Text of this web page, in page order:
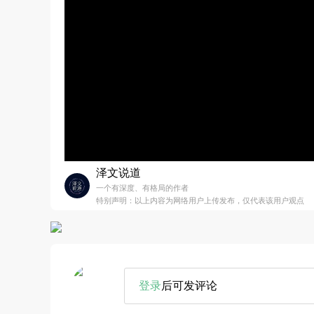
泽文说道
一个有深度、有格局的作者
特别声明：以上内容为网络用户上传发布，仅代表该用户观点
登录后可发评论